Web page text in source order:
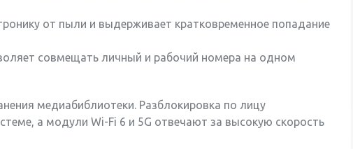
от пыли и выдерживает кратковременное попадание
совмещать личный и рабочий номера на одном
медиабиблиотеки. Разблокировка по лицу
а модули Wi-Fi 6 и 5G отвечают за высокую скорость